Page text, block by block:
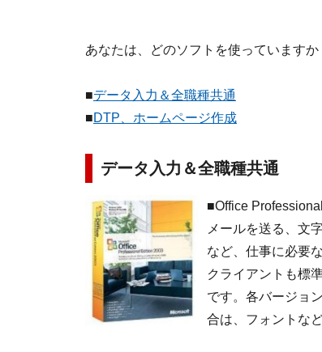
あなたは、どのソフトを使っています
■データ入力＆全職種共通
■DTP、ホームページ作成
データ入力＆全職種共通
■Office
メールを送る、文
など、仕事に必要
クライアントも標
です。各バージョ
合は、フォントな